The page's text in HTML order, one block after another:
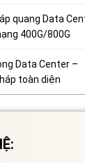
quang Data
400G/800G
Data Center –
toàn diện